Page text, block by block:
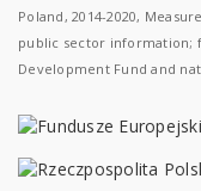
Poland, 2014-2020,
public sector information;
Development Fund and